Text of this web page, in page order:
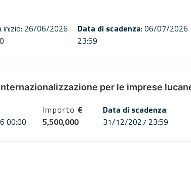
inizio: 26/06/2026
Data di scadenza: 06/07/2026
23:59
per le imprese
00:00
Importo €
5,500,000
Data di scadenza:
31/12/2027 23:59